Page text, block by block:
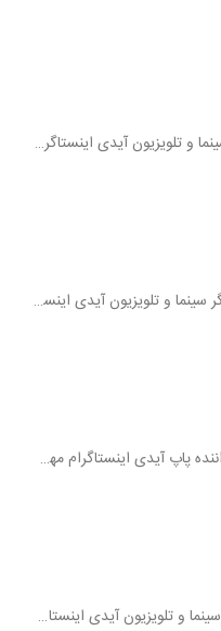
آدرس پیج اینستاگرام ساناز طاریبازیگر سینما و تلویزیون آیدی اینستاگرام ساناز طاری پیج اینستا ساناز طاری تعداد فالوورهای پیج اینستاگرام ساناز طاری صفحه اینستاگرام ساناز طاری
آدرس پیج اینستاگرام گلوریا هاردی بازیگر سینما و تلویزیون آیدی اینستاگرام گلوریا هاردی پیج اینستا گلوریا هاردی تعداد فالوورهای پیج اینستاگرام گلوریا هاردی صفحه اینستاگرام گلوریا هاردی
آدرس پیج اینستاگرام مهدی دارابی خواننده پاپ آیدی اینستاگرام مهدی دارابی پیج اینستا مهدی دارابی تعداد فالوورهای پیج اینستاگرام مهدی دارابی صفحه اینستاگرام مهدی دارابی
آدرس پیج اینستاگرام سینا مهراد بازیگر سینما و تلویزیون آیدی اینستاگرام سینا مهراد پیج اینستا سینا مهراد تعداد فالوورهای پیج اینستاگرام سینا مهراد صفحه اینستاگرام سینا مهراد